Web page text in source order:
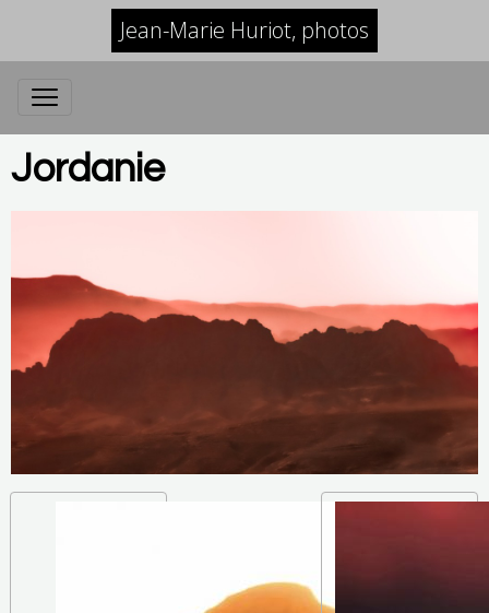
Jean-Marie Huriot, photos
Jordanie